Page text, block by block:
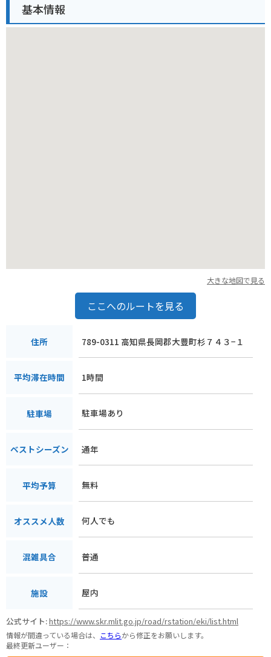
り、バイク旅を楽しむには最適な場所と言えるでしょう。
基本情報
大きな地図で見る
ここへのルートを見る
住所 789-0311 高知県長岡郡大豊町杉７４３−１
平均滞在時間 1時間
駐車場 駐車場あり
ベストシーズン 通年
平均予算 無料
オススメ人数 何人でも
混雑具合 普通
施設 屋内
公式サイト:https://www.skr.mlit.go.jp/road/rstation/eki/list.html
情報が間違っている場合は、 こちらから修正をお願いします。
最終更新ユーザー：